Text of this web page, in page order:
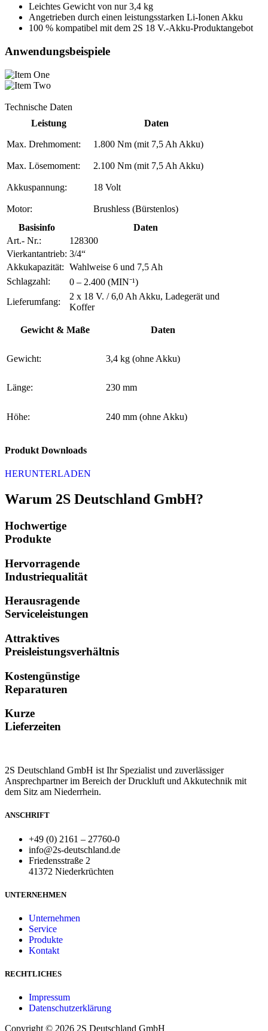
Leichtes Gewicht von nur 3,4 kg​
Angetrieben durch einen leistungsstarken Li-Ionen Akku​
100 % kompatibel mit dem 2S 18 V.-Akku-Produktangebot​
Anwendungsbeispiele
Technische Daten
Leistung
Daten
Max. Drehmoment: 1.800 Nm (mit 7,5 Ah Akku)
Max. Lösemoment: 2.100 Nm (mit 7,5 Ah Akku)
Akkuspannung: 18 Volt
Motor:
Brushless (Bürstenlos)
Basisinfo
Daten
Art.- Nr.:
128300
Vierkantantrieb: 3/4“
Akkukapazität: Wahlweise 6 und 7,5 Ah
Schlagzahl:
0 – 2.400 (MIN⁻¹)
Lieferumfang:
2 x 18 V. / 6,0 Ah Akku, Ladegerät und
Koffer
Gewicht & Maße Daten
Gewicht: 3,4 kg (ohne Akku)
Länge: 230 mm
Höhe: 240 mm (ohne Akku)
Produkt Downloads
HERUNTERLADEN
Warum 2S Deutschland GmbH?
Hochwertige
Produkte
Hervorragende
Industriequalität
Herausragende
Serviceleistungen
Attraktives
Preisleistungsverhältnis
Kostengünstige
Reparaturen
Kurze
Lieferzeiten
2S Deutschland GmbH ist Ihr Spezialist und zuverlässiger
Ansprechpartner im Bereich der Druckluft und Akkutechnik mit
dem Sitz am Niederrhein.
ANSCHRIFT
+49 (0) 2161 – 27760-0
info@2s-deutschland.de
Friedensstraße 2
41372 Niederkrüchten
UNTERNEHMEN
Unternehmen
Service
Produkte
Kontakt
RECHTLICHES
Impressum
Datenschutzerklärung
Copyright © 2026 2S Deutschland GmbH